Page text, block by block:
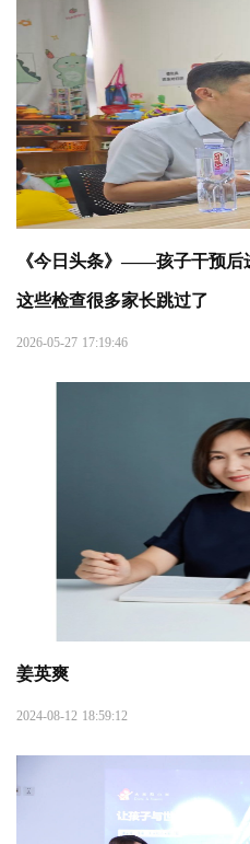
《今日头条》——孩子干预后
这些检查很多家长跳过了
2026-05-27 17:19:46
姜英爽
2024-08-12 18:59:12